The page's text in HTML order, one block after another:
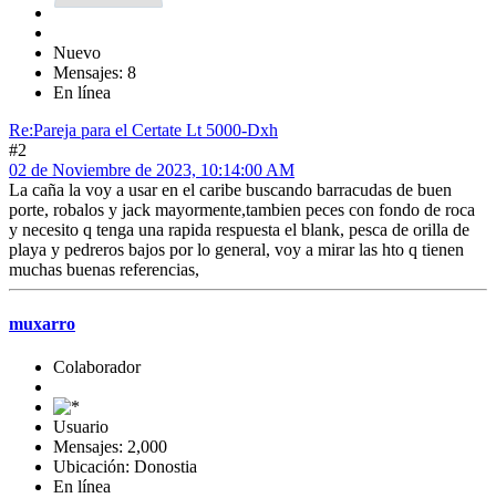
Nuevo
Mensajes: 8
En línea
Re:Pareja para el Certate Lt 5000-Dxh
#2
02 de Noviembre de 2023, 10:14:00 AM
La caña la voy a usar en el caribe buscando barracudas de buen
porte, robalos y jack mayormente,tambien peces con fondo de roca
y necesito q tenga una rapida respuesta el blank, pesca de orilla de
playa y pedreros bajos por lo general, voy a mirar las hto q tienen
muchas buenas referencias,
muxarro
Colaborador
Usuario
Mensajes: 2,000
Ubicación: Donostia
En línea